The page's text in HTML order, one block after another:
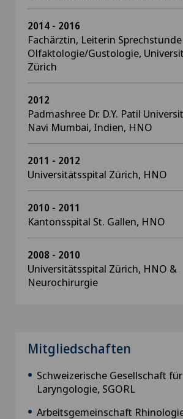
2014 - 2016
Fachärztin, Leiterin Sprechstunde
Olfaktologie/Gustologie,
Zürich
2012
Padmashree Dr. D.Y. Patil
Navi Mumbai, Indien, HNO
2011 - 2012
Universitätsspital Zürich, HNO
2010 - 2011
Kantonsspital St. Gallen, HNO
2008 - 2010
Universitätsspital Zürich, HNO &
Neurochirurgie
Mitgliedschaften
Schweizerische Gesellschaft
Laryngologie, SGORL
Arbeitsgemeinschaft